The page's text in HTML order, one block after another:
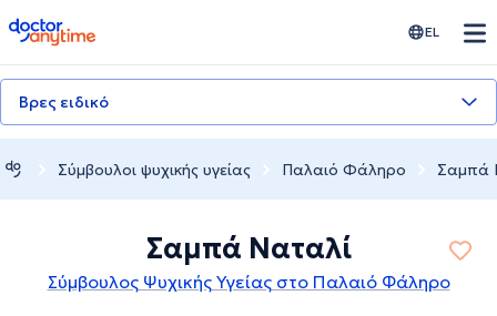
doctoranytime EL
Βρες ειδικό
Σύμβουλοι ψυχικής υγείας Παλαιό Φάληρο Σαμπά
Σαμπά Ναταλί
Σύμβουλος Ψυχικής Υγείας στο Παλαιό Φάληρο